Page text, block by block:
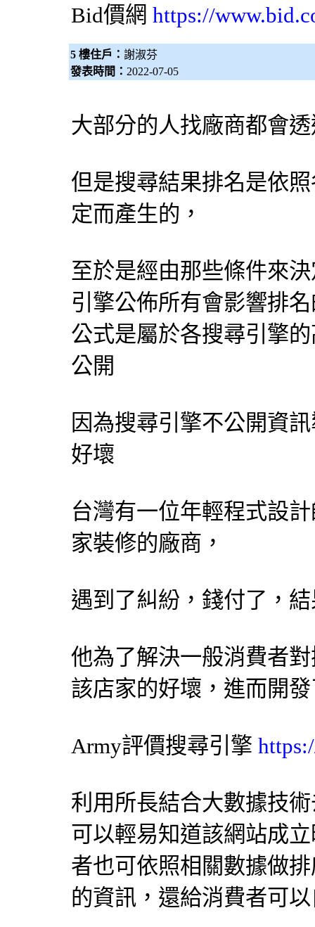
Bid價網 https://
5 樓住戶： 謝淑芬
發表時間： 2022-07-05
大部分的人找廠商都會
但是搜尋結果排名是依
定而產生的，
至於是經由那些條件來
引擎公佈所有會影響排
公式是屬於各搜尋引擎
公開
因為搜尋引擎不公開資
好壞
台灣有一位年輕程式設
家裝修的廠商，
遇到了糾紛，錢付了，
他為了解決一般消費者
該店家的好壞，進而開
Army評價搜尋引擎
利用所長結合大數據技
可以輕易知道該網站成
者也可依照相關數據做
的資訊，還給消費者可